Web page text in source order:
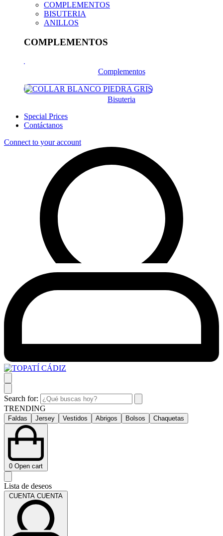
COMPLEMENTOS
BISUTERIA
ANILLOS
COMPLEMENTOS
Complementos
Bisuteria
Special Prices
Contáctanos
Connect to your account
Search for:
TRENDING
Faldas Jersey Vestidos Abrigos Bolsos Chaquetas
0 Open cart
Lista de deseos
CUENTA CUENTA